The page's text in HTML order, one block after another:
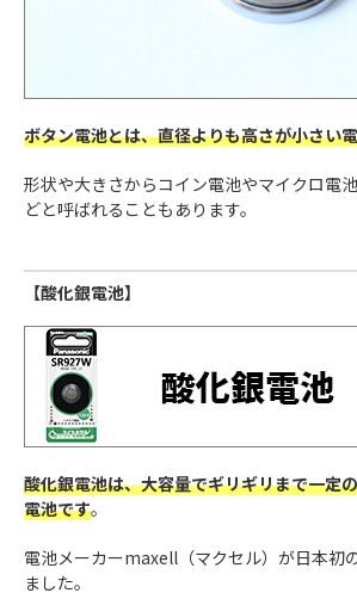
ボタン電池とは、直径よりも高さが小さい
形状や大きさからコイン電池やマイクロ電
どと呼ばれることもあります。
【酸化銀電池】
酸化銀電池は、大容量でギリギリまで一定
電池です。
電池メーカーmaxell（マクセル）が日本初
ました。